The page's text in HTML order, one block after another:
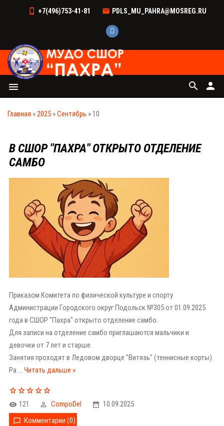
+7(496)753-41-81 PDLS_MU_PAHRA@MOSREG.RU
menu person
search
Главная »2025 »Сентябрь » 10
В СШОР "ПАХРА" ОТКРЫТО ОТДЕЛЕНИЕ
САМБО
Приказом Комитета по физической культуре и спорту
Администрации Городского округ Подольск №305 от 01.09.2025
года в СШОР "Пахра" открыто отделение самбо.
Для записи на отделение самбо приглашаются мальчики и
девочки от 7 лет и старше.
Занятия проходят в Ледовом дворце "Витязь" (теннисные корты).
Ра ... Читать дальше »
121 CompoDel
10.09.2025
Комментарии (0)